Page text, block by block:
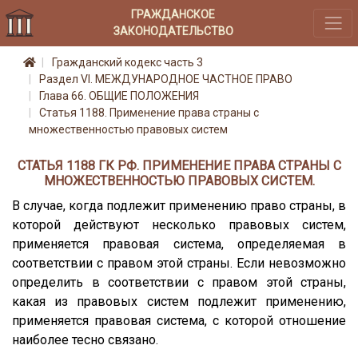
ГРАЖДАНСКОЕ
ЗАКОНОДАТЕЛЬСТВО
Гражданский кодекс часть 3
Раздел VI. МЕЖДУНАРОДНОЕ ЧАСТНОЕ ПРАВО
Глава 66. ОБЩИЕ ПОЛОЖЕНИЯ
Статья 1188. Применение права страны с
множественностью правовых систем
СТАТЬЯ 1188 ГК РФ. ПРИМЕНЕНИЕ ПРАВА СТРАНЫ С
МНОЖЕСТВЕННОСТЬЮ ПРАВОВЫХ СИСТЕМ.
В случае, когда подлежит применению право страны, в
которой действуют несколько правовых систем,
применяется правовая система, определяемая в
соответствии с правом этой страны. Если невозможно
определить в соответствии с правом этой страны,
какая из правовых систем подлежит применению,
применяется правовая система, с которой отношение
наиболее тесно связано.